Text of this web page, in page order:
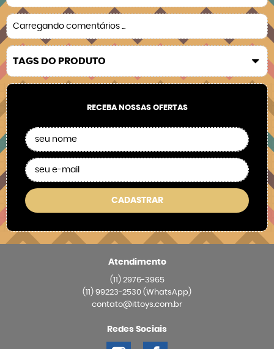
Carregando comentários ...
TAGS DO PRODUTO
RECEBA NOSSAS OFERTAS
CADASTRAR
Atendimento
(11)2976-3965
(11) 99223-2530 (WhatsApp)
contato@ittoys.com.br
Redes Sociais